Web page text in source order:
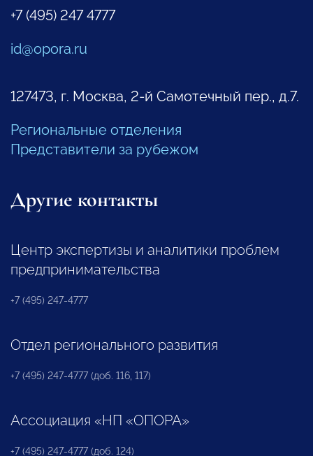
+7 (495) 247 4777
id@opora.ru
127473, г. Москва, 2-й Самотечный пер., д.7.
Региональные отделения
Представители за рубежом
Другие контакты
Центр экспертизы и аналитики проблем
предпринимательства
+7 (495) 247-4777
Отдел регионального развития
+7 (495) 247-4777 (доб. 116, 117)
Ассоциация «НП «ОПОРА»
+7 (495) 247-4777 (доб. 124)